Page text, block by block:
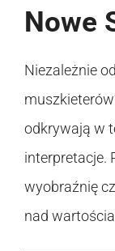
Nowe
Niezależnie
odkrywają w
interpretacje.
wyobraźnię
nad